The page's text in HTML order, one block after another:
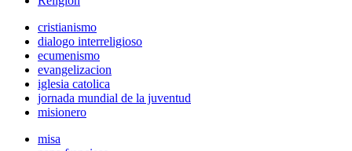
cristianismo
dialogo interreligioso
ecumenismo
evangelizacion
iglesia catolica
jornada mundial de la juventud
misionero
misa